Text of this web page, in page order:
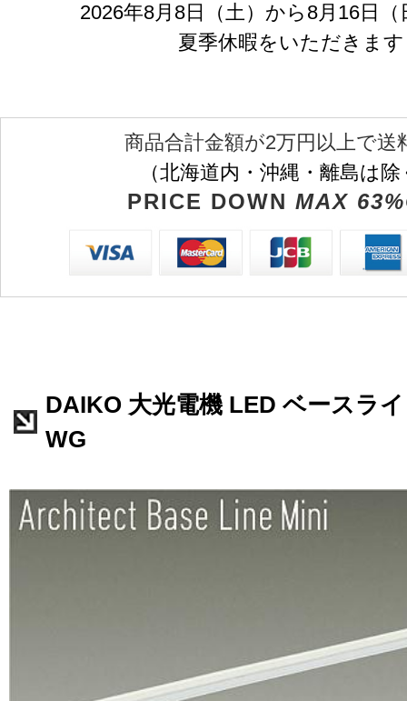
2026年8月8日（土）から8月16日
夏季休暇をいただきます
商品合計金額が2万円以上で送
（北海道内・沖縄・離島は
PRICE DOWN MAX
DAIKO 大光電機 LED ベースラ
WG